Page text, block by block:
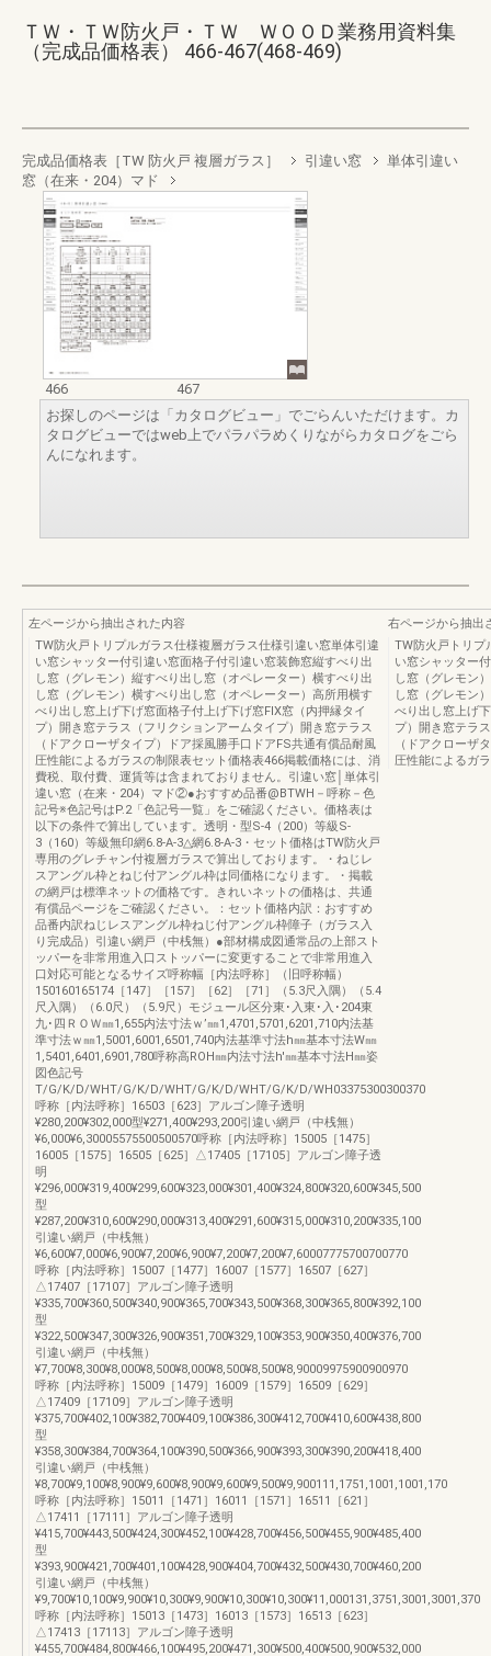
ＴＷ・ＴＷ防火戸・ＴＷ ＷＯＯＤ業務用資料集
（完成品価格表） 466-467(468-469)
完成品価格表［TW 防火戸 複層ガラス］ 引違い窓
単体引違い
窓（在来・204）マド
466
467
お探しのページは「カタログビュー」でごらんいただけます。カ
タログビューではweb上でパラパラめくりながらカタログをごら
んになれます。
左ページから抽出された内容
TW防火戸トリプルガラス仕様複層ガラス仕様引違い窓単体引違
い窓シャッター付引違い窓面格子付引違い窓装飾窓縦すべり出
し窓（グレモン）縦すべり出し窓（オペレーター）横すべり出
し窓（グレモン）横すべり出し窓（オペレーター）高所用横す
べり出し窓上げ下げ窓面格子付上げ下げ窓FIX窓（内押縁タイ
プ）開き窓テラス（フリクションアームタイプ）開き窓テラス
（ドアクローザタイプ）ドア採風勝手口ドアFS共通有償品耐風
圧性能によるガラスの制限表セット価格表466掲載価格には、消
費税、取付費、運賃等は含まれておりません。引違い窓│単体引
違い窓（在来・204）マド②●おすすめ品番@BTWH－呼称－色
記号※色記号はP.2「色記号一覧」をご確認ください。価格表は
以下の条件で算出しています。透明・型S-4（200）等級S-
3（160）等級無印網6.8-A-3△網6.8-A-3・セット価格はTW防火戸
専用のグレチャン付複層ガラスで算出しております。・ねじレ
スアングル枠とねじ付アングル枠は同価格になります。・掲載
の網戸は標準ネットの価格です。きれいネットの価格は、共通
有償品ページをご確認ください。：セット価格内訳：おすすめ
品番内訳ねじレスアングル枠ねじ付アングル枠障子（ガラス入
り完成品）引違い網戸（中桟無）●部材構成図通常品の上部スト
ッパーを非常用進入口ストッパーに変更することで非常用進入
口対応可能となるサイズ呼称幅［内法呼称］（旧呼称幅）
150160165174［147］［157］［62］［71］（5.3尺入隅）（5.4
尺入隅）（6.0尺）（5.9尺）モジュール区分東･入東･入･204東
九･四ＲＯＷ㎜1,655内法寸法ｗ’㎜1,4701,5701,6201,710内法基
準寸法ｗ㎜1,5001,6001,6501,740内法基準寸法h㎜基本寸法W㎜
1,5401,6401,6901,780呼称高ROH㎜内法寸法h'㎜基本寸法H㎜姿
図色記号
T/G/K/D/WHT/G/K/D/WHT/G/K/D/WHT/G/K/D/WH03375300300370
呼称［内法呼称］16503［623］アルゴン障子透明
¥280,200¥302,000型¥271,400¥293,200引違い網戸（中桟無）
¥6,000¥6,30005575500500570呼称［内法呼称］15005［1475］
16005［1575］16505［625］△17405［17105］アルゴン障子透
明
¥296,000¥319,400¥299,600¥323,000¥301,400¥324,800¥320,600¥345,500
型
¥287,200¥310,600¥290,000¥313,400¥291,600¥315,000¥310,200¥335,100
引違い網戸（中桟無）
¥6,600¥7,000¥6,900¥7,200¥6,900¥7,200¥7,200¥7,60007775700700770
呼称［内法呼称］15007［1477］16007［1577］16507［627］
△17407［17107］アルゴン障子透明
¥335,700¥360,500¥340,900¥365,700¥343,500¥368,300¥365,800¥392,100
型
¥322,500¥347,300¥326,900¥351,700¥329,100¥353,900¥350,400¥376,700
引違い網戸（中桟無）
¥7,700¥8,300¥8,000¥8,500¥8,000¥8,500¥8,500¥8,90009975900900970
呼称［内法呼称］15009［1479］16009［1579］16509［629］
△17409［17109］アルゴン障子透明
¥375,700¥402,100¥382,700¥409,100¥386,300¥412,700¥410,600¥438,800
型
¥358,300¥384,700¥364,100¥390,500¥366,900¥393,300¥390,200¥418,400
引違い網戸（中桟無）
¥8,700¥9,100¥8,900¥9,600¥8,900¥9,600¥9,500¥9,900111,1751,1001,1001,170
呼称［内法呼称］15011［1471］16011［1571］16511［621］
△17411［17111］アルゴン障子透明
¥415,700¥443,500¥424,300¥452,100¥428,700¥456,500¥455,900¥485,400
型
¥393,900¥421,700¥401,100¥428,900¥404,700¥432,500¥430,700¥460,200
引違い網戸（中桟無）
¥9,700¥10,100¥9,900¥10,300¥9,900¥10,300¥10,300¥11,000131,3751,3001,3001,370
呼称［内法呼称］15013［1473］16013［1573］16513［623］
△17413［17113］アルゴン障子透明
¥455,700¥484,800¥466,100¥495,200¥471,300¥500,400¥500,900¥532,000
右ページから抽出
TW防火戸トリプ
い窓シャッター
し窓（グレモン
し窓（グレモン
べり出し窓上げ
プ）開き窓テラ
（ドアクローザ
圧性能によるガ